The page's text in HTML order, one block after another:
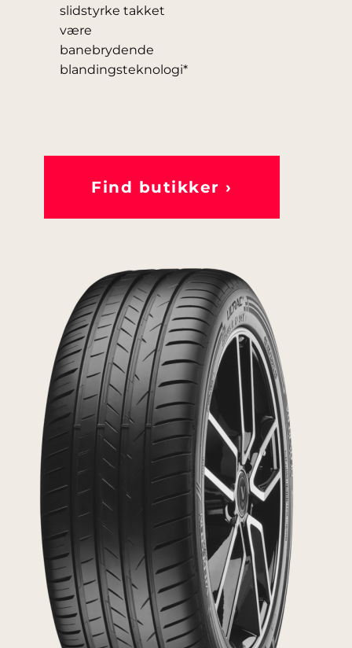
slidstyrke takket
være
banebrydende
blandingsteknologi*
Find butikker ›